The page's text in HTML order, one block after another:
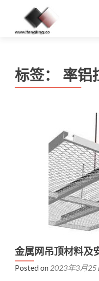
标签： 率铝
金属网吊顶材料及
Posted on 2023年3月25